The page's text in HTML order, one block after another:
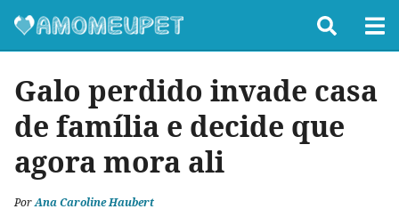
Galo perdido invade casa
de família e decide que
agora mora ali
PorAna Caroline Haubert